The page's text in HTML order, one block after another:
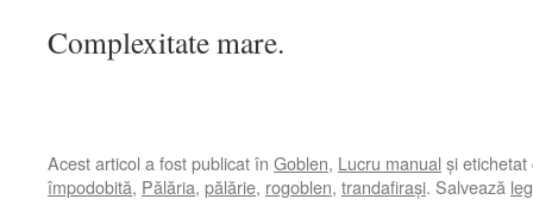
Complexitate mare.
Acest articol a fost publicat în Goblen, Lucru manual și
împodobită, Pălăria, pălărie, rogoblen, trandafirași. Salvează